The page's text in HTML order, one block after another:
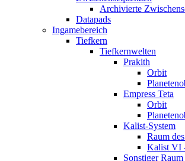
Archivierte
Datapads
Ingamebereich
Tiefkern
Tiefkernwelten
Prakith
Orbit
Empress Teta
Orbit
Kalist-System
Raum
Kalist VI
Sonstiger Raum